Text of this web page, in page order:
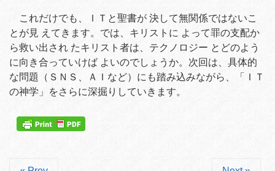
これだけでも、ＩＴと聖書が 決して無関係ではないこ
とが見 えてきます。では、キリストに よって罪の支配か
ら救い出され たキリスト者は、テクノロジー とどのよう
に向き合っていけば よいのでしょうか。次回は、具体的
な問題（ＳＮＳ、ＡＩなど）にも踏み込みながら、「ＩＴ
の神学」をさらに深掘りしていきます。